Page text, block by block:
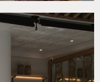
FOTO: INSTAGRAM @LACREPEPARISIENNE